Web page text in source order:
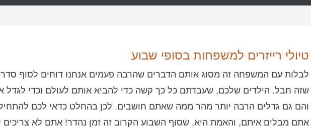
טיולי רייזרים למשפחות בסופי שבוע
לבלות עם המשפחה זה מסוג אותם הדברים שהרבה פעמים אנחנו דוחים לסוף סדר
שזה חבל. הילדים שלכם, שעבדתם כל כך קשה כדי להביא אותם לעולם וכדי לגדל
והם גם גדלים הרבה יותר מהר ממה שאתם חושבים. לכן בהחלט כדאי לכם להתחיל
אתם מבלים איתם, והאמת היא, שסוף השבוע הקרוב זה זמן נהדר! אתם לא צריכים